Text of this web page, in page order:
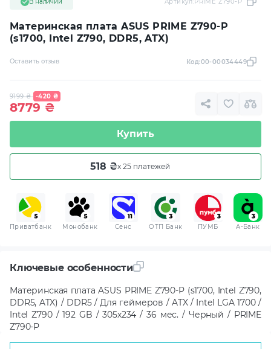
Материнская плата ASUS PRIME Z790-P
(s1700, Intel Z790, DDR5, ATX)
Оставить отзыв Код:00-00034449
9199₴ -420 ₴
8779 ₴
Купить
518 ₴x 25 платежей
Приватбанк Монобанк Сенс ОТП Банк ПУМБ A-Банк
Ключевые особенности
Материнская плата ASUS PRIME Z790-P (s1700, Intel Z790,
DDR5, ATX) / DDR5 / Для геймеров / ATX / Intel LGA 1700 /
Intel Z790 / 192 GB / 305x234 / 36 мес. / Черный / PRIME
Z790-P